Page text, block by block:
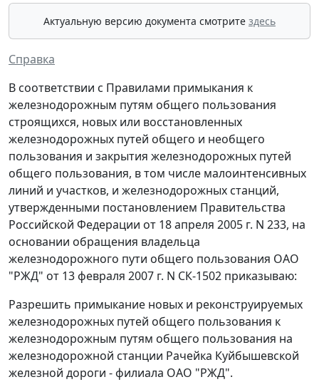
Актуальную версию документа смотрите здесь
Справка
В соответствии с Правилами примыкания к
железнодорожным путям общего пользования
строящихся, новых или восстановленных
железнодорожных путей общего и необщего
пользования и закрытия железнодорожных путей
общего пользования, в том числе малоинтенсивных
линий и участков, и железнодорожных станций,
утвержденными постановлением Правительства
Российской Федерации от 18 апреля 2005 г. N 233, на
основании обращения владельца
железнодорожного пути общего пользования ОАО
"РЖД" от 13 февраля 2007 г. N СК-1502 приказываю:
Разрешить примыкание новых и реконструируемых
железнодорожных путей общего пользования к
железнодорожным путям общего пользования на
железнодорожной станции Рачейка Куйбышевской
железной дороги - филиала ОАО "РЖД".